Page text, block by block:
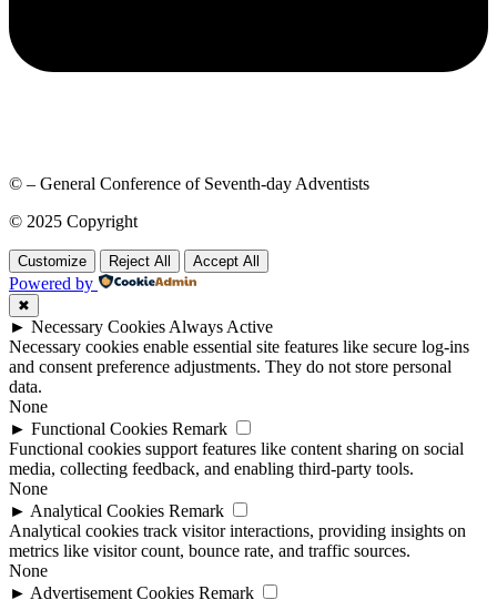
© – General Conference of Seventh-day Adventists
© 2025 Copyright
Customize Reject All Accept All
Powered by
✖
► Necessary Cookies Always Active
Necessary cookies enable essential site features like secure log-ins
and consent preference adjustments. They do not store personal
data.
None
► Functional Cookies Remark
Functional cookies support features like content sharing on social
media, collecting feedback, and enabling third-party tools.
None
► Analytical Cookies Remark
Analytical cookies track visitor interactions, providing insights on
metrics like visitor count, bounce rate, and traffic sources.
None
► Advertisement Cookies Remark